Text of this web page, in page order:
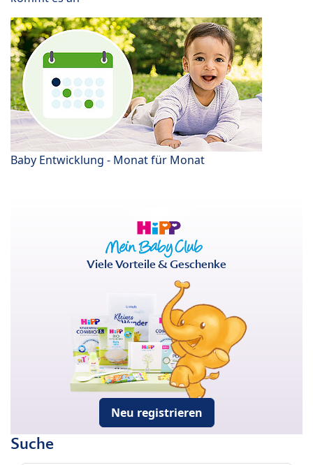
Baby Entwicklung - Monat für Monat
Viele Vorteile & Geschenke
Neu registrieren
Suche